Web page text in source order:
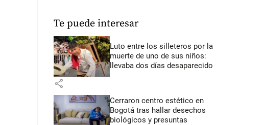
Te puede interesar
Luto entre los silleteros por la
muerte de uno de sus niños:
llevaba dos días desaparecido
share
Cerraron centro estético en
Bogotá tras hallar desechos
biológicos y presuntas